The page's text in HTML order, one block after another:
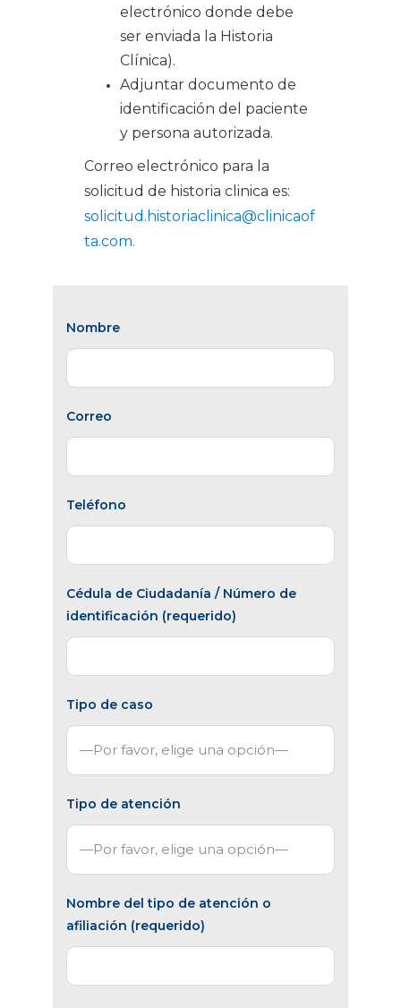
electrónico donde debe
ser enviada la Historia
Clínica).
Adjuntar documento de
identificación del paciente
y persona autorizada.
Correo electrónico para la
solicitud de historia clinica es:
solicitud.historiaclinica@clinicaof
ta.com.
Nombre
Correo
Teléfono
Cédula de Ciudadanía / Número de
identificación (requerido)
Tipo de caso
Tipo de atención
Nombre del tipo de atención o
afiliación (requerido)